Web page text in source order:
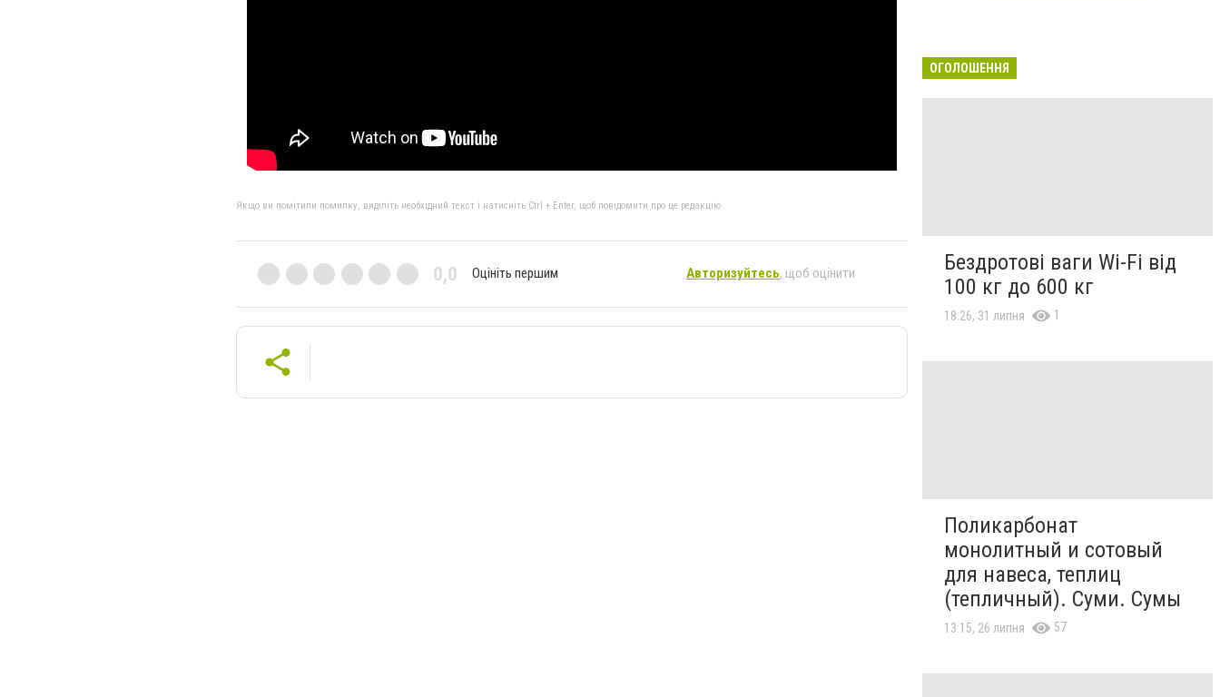
Якщо ви помітили помилку, виділіть необхідний текст і натисніть Ctrl + Enter, щоб повідомити про це редакцію
0,0 Оцініть першим Авторизуйтесь, щоб оцінити
ОГОЛОШЕННЯ
Бездротові ваги Wi-Fi від
100 кг до 600 кг
18:26, 31 липня 1
Поликарбонат
монолитный и сотовый
для навеса, теплиц
(тепличный). Суми. Сумы
13:15, 26 липня 57